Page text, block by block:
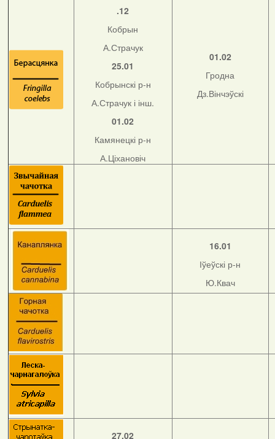
.12
Кобрын
А.Страчук
25.01
Кобрынскі р-н
А.Страчук і інш.
01.02
Камянецкі р-н
А.Ціхановіч
01.02
Гродна
Дз.Вінчэўскі
16.01
Іўеўскі р-н
Ю.Квач
27.02